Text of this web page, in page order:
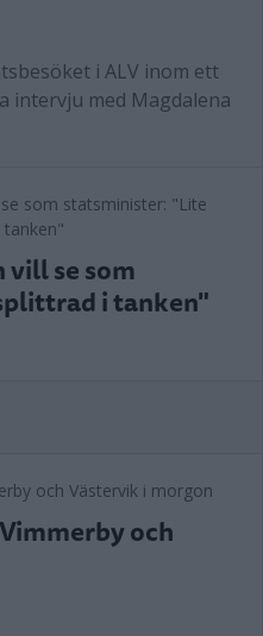
i ALV inom ett
intervju med Magdalena
vill se som
i tanken"
och